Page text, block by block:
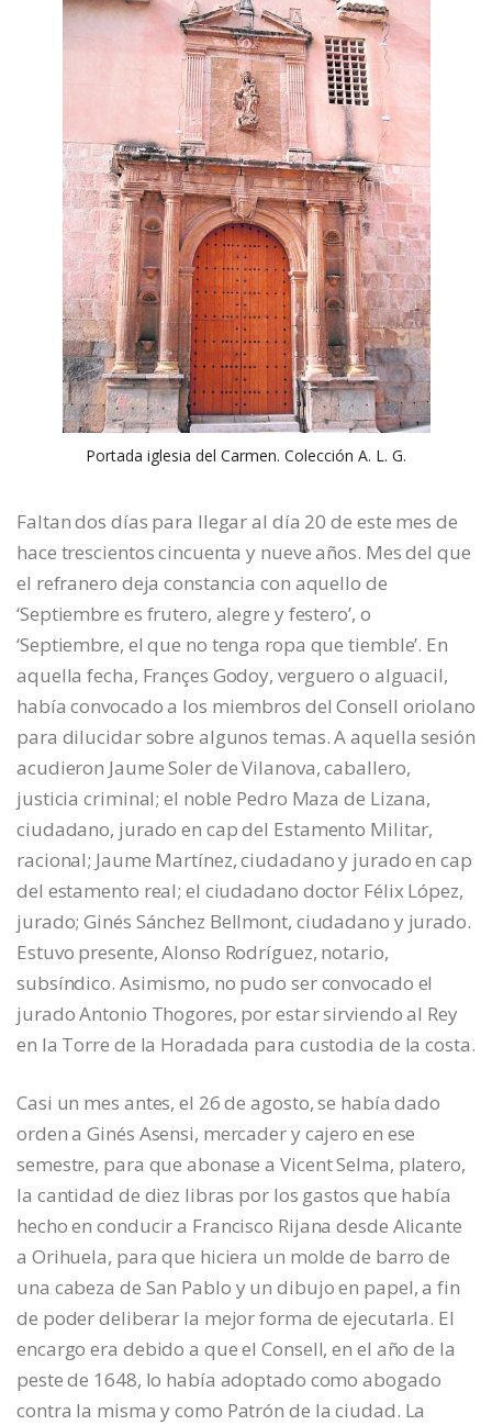
Portada iglesia del Carmen. Colección A. L. G.
Faltan dos días para llegar al día 20 de este mes de
hace trescientos cincuenta y nueve años. Mes del que
el refranero deja constancia con aquello de
‘Septiembre es frutero, alegre y festero’, o
‘Septiembre, el que no tenga ropa que tiemble’. En
aquella fecha, Françes Godoy, verguero o alguacil,
había convocado a los miembros del Consell oriolano
para dilucidar sobre algunos temas. A aquella sesión
acudieron Jaume Soler de Vilanova, caballero,
justicia criminal; el noble Pedro Maza de Lizana,
ciudadano, jurado en cap del Estamento Militar,
racional; Jaume Martínez, ciudadano y jurado en cap
del estamento real; el ciudadano doctor Félix López,
jurado; Ginés Sánchez Bellmont, ciudadano y jurado.
Estuvo presente, Alonso Rodríguez, notario,
subsíndico. Asimismo, no pudo ser convocado el
jurado Antonio Thogores, por estar sirviendo al Rey
en la Torre de la Horadada para custodia de la costa.
Casi un mes antes, el 26 de agosto, se había dado
orden a Ginés Asensi, mercader y cajero en ese
semestre, para que abonase a Vicent Selma, platero,
la cantidad de diez libras por los gastos que había
hecho en conducir a Francisco Rijana desde Alicante
a Orihuela, para que hiciera un molde de barro de
una cabeza de San Pablo y un dibujo en papel, a fin
de poder deliberar la mejor forma de ejecutarla. El
encargo era debido a que el Consell, en el año de la
peste de 1648, lo había adoptado como abogado
contra la misma y como Patrón de la ciudad. La